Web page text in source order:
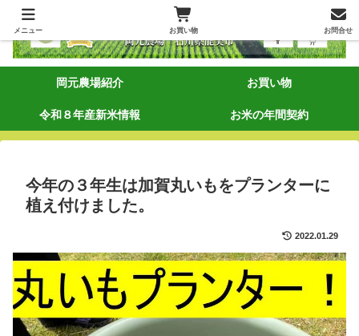
岡元農場紹介 お買い物
令和８年産新米情報 お米の年間契約
今年の３年生は加賀丸いもをプランターに
植え付けました。
2022.01.29
メニュー お買い物 お問合せ